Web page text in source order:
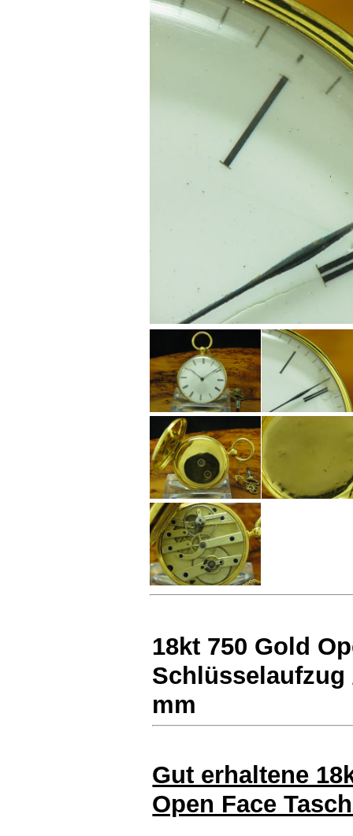
18kt 750 Gold
Schlüsselaufzug
mm
Gut erhaltene
Open Face